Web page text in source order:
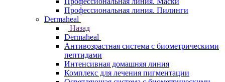
Профессиональная линия. Пилинги
Dermaheal
Назад
Dermaheal
Антивозрастная система с биометрическими
пептидами
Интенсивная домашняя линия
Комплекс для лечения пигментации